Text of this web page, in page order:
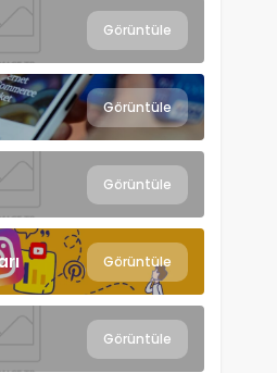
Görüntüle
Görüntüle
Görüntüle
Görüntüle
Görüntüle